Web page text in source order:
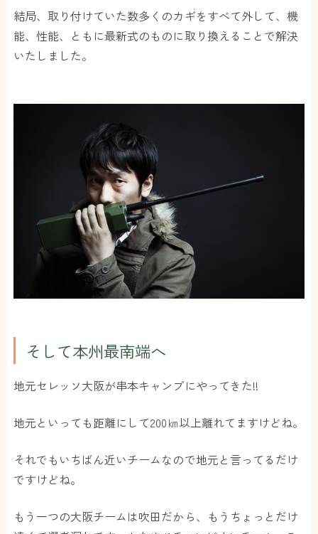
結局、取り付けていた数多くのカギをすべて外して、機
能、性能、ともに最新式のものに取り換えることで解決
いたしました。
そして本州最南端へ
地元セレッソ大阪が串本キャンプにやってきた!!
地元といっても距離にして200㎞以上離れてますけどね。
それでもいちばん近いチームなので地元と言ってるだけ
ですけどね。
もう一つの大阪チームは吹田だから、もうちょっとだけ